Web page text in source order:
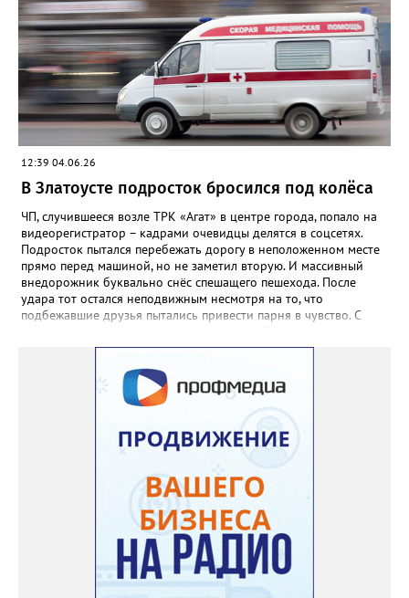
65-32-91 (дежурная часть ОМВД), или 79-93-33, 8 (951) 474-
65-36.
12:39 04.06.26
В Златоусте подросток бросился под колёса
ЧП, случившееся возле ТРК «Агат» в центре города, попало на
видеорегистратор – кадрами очевидцы делятся в соцсетях.
Подросток пытался перебежать дорогу в неположенном месте
прямо перед машиной, но не заметил вторую. И массивный
внедорожник буквально снёс спешащего пешехода. После
удара тот остался неподвижным несмотря на то, что
подбежавшие друзья пытались привести парня в чувство. С